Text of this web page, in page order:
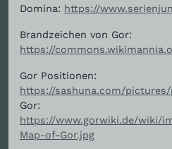
Domina: https://
Brandzeichen von Gor:
https://
Gor Positionen:
https://sashuna.com/
Gor:
https://www.gorwiki.de/wiki/
Map-of-Gor.jpg